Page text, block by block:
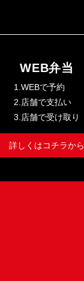
WEB弁当
1.WEBで予約
2.店舗で支払い
3.店舗で受け取り
詳しくはコチラから